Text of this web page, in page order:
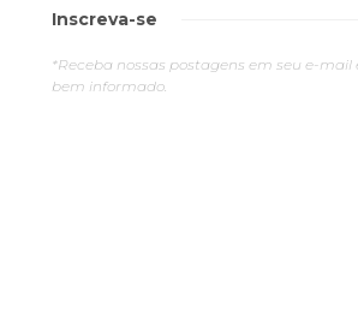
Inscreva-se
*Receba nossas postagens em seu e-mail
bem informado.